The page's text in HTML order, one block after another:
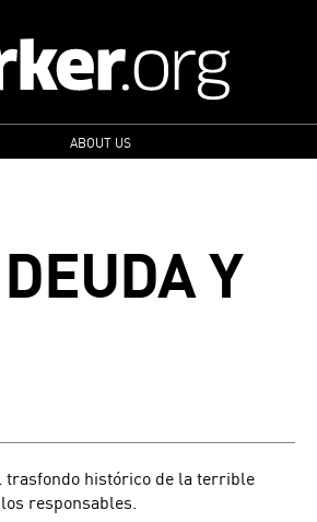
ABOUT US
Y
trasfondo histórico de la terrible
responsables.